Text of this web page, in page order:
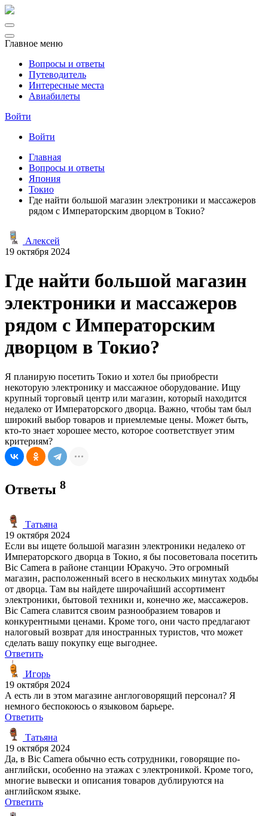
Главное меню
Вопросы и ответы
Путеводитель
Интересные места
Авиабилеты
Войти
Войти
Главная
Вопросы и ответы
Япония
Токио
Где найти большой магазин электроники и массажеров
рядом с Императорским дворцом в Токио?
Алексей
19 октября 2024
Где найти большой магазин
электроники и массажеров
рядом с Императорским
дворцом в Токио?
Я планирую посетить Токио и хотел бы приобрести
некоторую электронику и массажное оборудование. Ищу
крупный торговый центр или магазин, который находится
недалеко от Императорского дворца. Важно, чтобы там был
широкий выбор товаров и приемлемые цены. Может быть,
кто-то знает хорошее место, которое соответствует этим
критериям?
Ответы 8
Татьяна
19 октября 2024
Если вы ищете большой магазин электроники недалеко от
Императорского дворца в Токио, я бы посоветовала посетить
Bic Camera в районе станции Юракучо. Это огромный
магазин, расположенный всего в нескольких минутах ходьбы
от дворца. Там вы найдете широчайший ассортимент
электроники, бытовой техники и, конечно же, массажеров.
Bic Camera славится своим разнообразием товаров и
конкурентными ценами. Кроме того, они часто предлагают
налоговый возврат для иностранных туристов, что может
сделать вашу покупку еще выгоднее.
Ответить
Игорь
19 октября 2024
А есть ли в этом магазине англоговорящий персонал? Я
немного беспокоюсь о языковом барьере.
Ответить
Татьяна
19 октября 2024
Да, в Bic Camera обычно есть сотрудники, говорящие по-
английски, особенно на этажах с электроникой. Кроме того,
многие вывески и описания товаров дублируются на
английском языке.
Ответить